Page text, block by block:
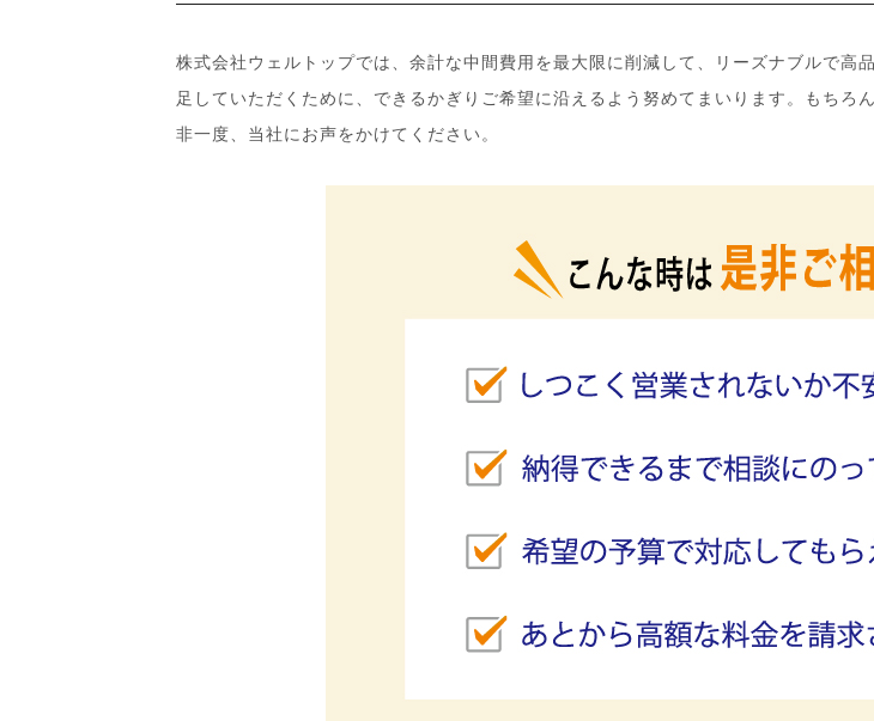
株式会社ウェルトップでは、余計な中間費用を最大限に削減して、リーズナブルで
足していただくために、できるかぎりご希望に沿えるよう努めてまいります。もち
非一度、当社にお声をかけてください。